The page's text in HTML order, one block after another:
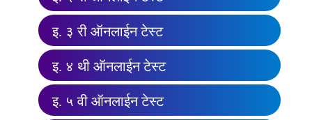
इ. ३ री ऑनलाईन टेस्ट
इ. ४ थी ऑनलाईन टेस्ट
इ. ५ वी ऑनलाईन टेस्ट